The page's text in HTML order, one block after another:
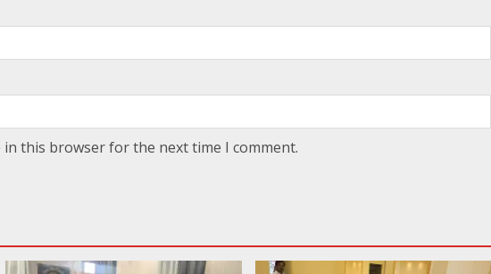
in this browser for the next time I comment.